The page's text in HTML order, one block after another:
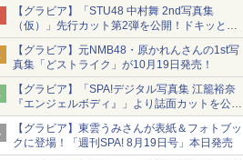
【グラビア】「STU48 中村舞 2nd写真集
（仮）」先行カット第2弾を公開！ドキッとす
るランジェリーカットなど新たな挑戦
【グラビア】元NMB48・原かれんさんの1st写
真集「どストライク」が10月19日発売！
【グラビア】「SPA!デジタル写真集 江籠裕奈
『エンジェルボディ』」より誌面カットを公
開！
【グラビア】東雲うみさんが表紙＆フォトブッ
クに登場！「週刊SPA! 8月19日号」本日発売